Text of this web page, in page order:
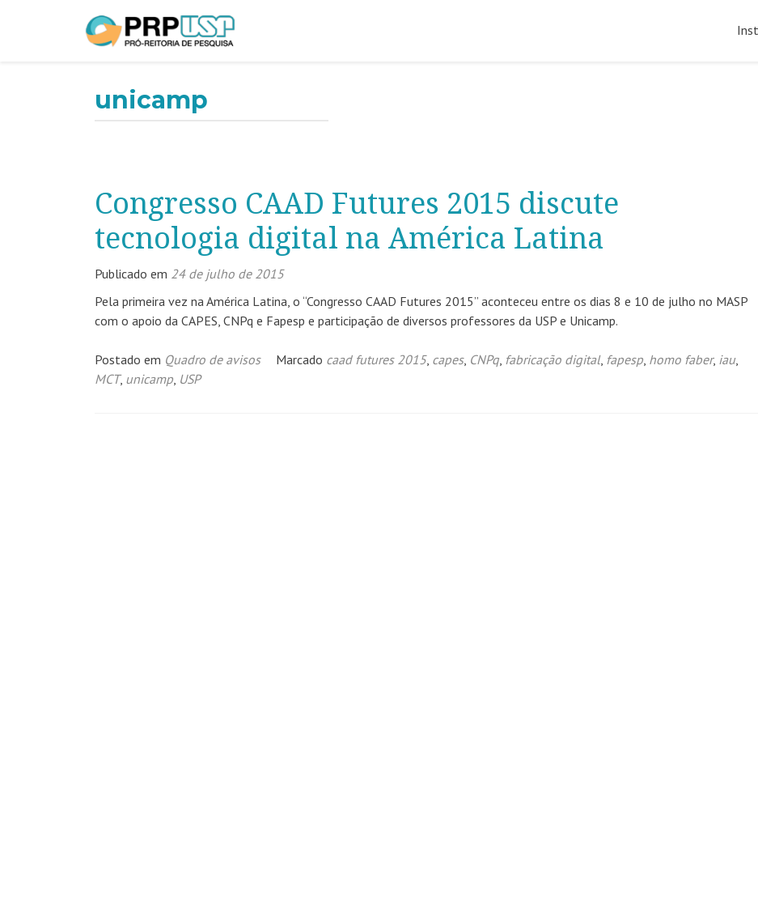
unicamp
Congresso CAAD Futures 2015 discute
tecnologia digital na América Latina
Publicado em 24 de julho de 2015
Pela primeira vez na América Latina, o “Congresso CAAD Futures 2015” aconteceu entre os dias 8 e 10 de julho no MASP
com o apoio da CAPES, CNPq e Fapesp e participação de diversos professores da USP e Unicamp.
Postado em Quadro de avisos Marcado caad futures 2015, capes, CNPq, fabricação digital, fapesp, homo faber, iau,
MCT, unicamp, USP